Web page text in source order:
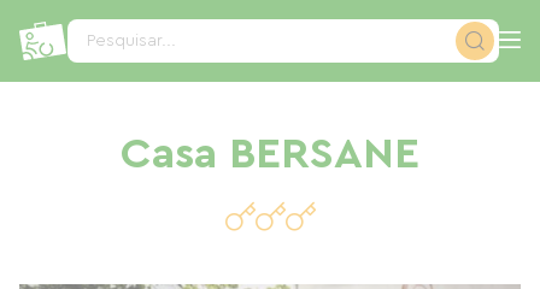
Pesquisar...
Casa BERSANE
Painel de Gerenciamento de Cookies